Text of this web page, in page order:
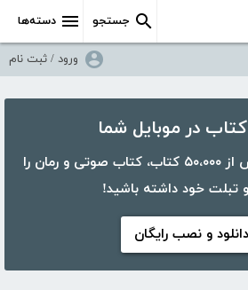
دسته‌ها جستجو
ورود / ثبت نام
با اپلیکیشن کتابراه، بیش از ۵۰،۰۰۰ کتاب، کتاب صوتی و رمان را
و تبلت خود داشته باشید!
دانلود و نصب رایگان